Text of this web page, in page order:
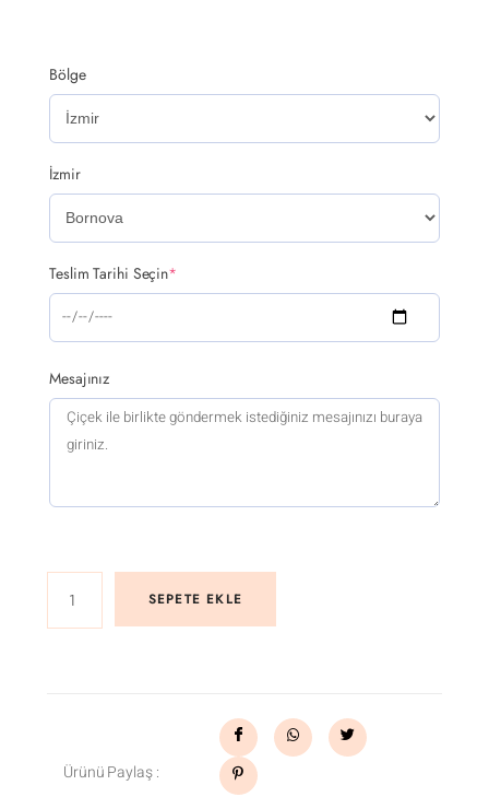
Bölge
İzmir
Teslim Tarihi Seçin*
Mesajınız
SEPETE EKLE
Ürünü Paylaş :